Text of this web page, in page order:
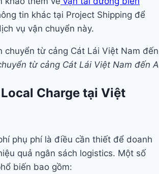
tin khác tại Project Shipping để
vụ vận chuyển này.
từ cảng Cát Lái Việt Nam đến
Charge tại Việt
phụ phí là điều cần thiết để doanh
quả ngân sách logistics. Một số
biến bao gồm: